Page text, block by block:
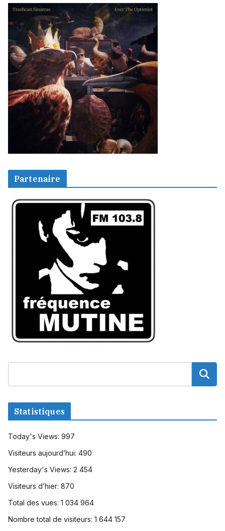
Partenaire
Statistiques
Today's Views: 997
Visiteurs aujourd’hui: 490
Yesterday's Views: 2 454
Visiteurs d’hier: 870
Total des vues: 1 034 964
Nombre total de visiteurs: 1 644 157